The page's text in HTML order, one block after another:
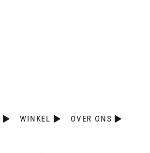
WINKEL
OVER ONS